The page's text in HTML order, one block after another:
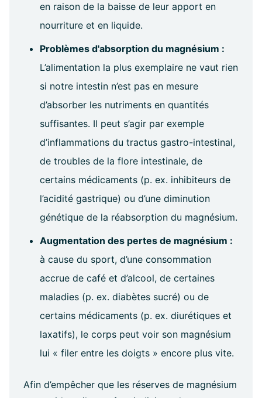
en raison de la baisse de leur apport en
nourriture et en liquide.
Problèmes d'absorption du magnésium :
L’alimentation la plus exemplaire ne vaut rien
si notre intestin n’est pas en mesure
d’absorber les nutriments en quantités
suffisantes. Il peut s’agir par exemple
d’inflammations du tractus gastro-intestinal,
de troubles de la flore intestinale, de
certains médicaments (p. ex. inhibiteurs de
l’acidité gastrique) ou d’une diminution
génétique de la réabsorption du magnésium.
Augmentation des pertes de magnésium :
à cause du sport, d’une consommation
accrue de café et d’alcool, de certaines
maladies (p. ex. diabètes sucré) ou de
certains médicaments (p. ex. diurétiques et
laxatifs), le corps peut voir son magnésium
lui « filer entre les doigts » encore plus vite.
Afin d’empêcher que les réserves de magnésium